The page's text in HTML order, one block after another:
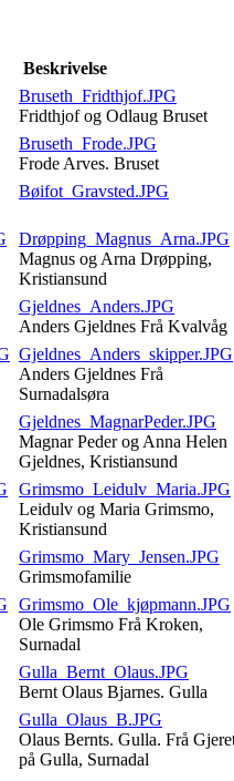
Beskrivelse
Bruseth_Fridthjof.JPG
Fridthjof og Odlaug Bruset
Bruseth_Frode.JPG
Frode Arves. Bruset
Bøifot_Gravsted.JPG
Drøpping_Magnus_Arna.JPG
Magnus og Arna Drøpping,
Kristiansund
Gjeldnes_Anders.JPG
Anders Gjeldnes Frå Kvalvåg
Gjeldnes_Anders_skipper.JPG
Anders Gjeldnes Frå
Surnadalsøra
Gjeldnes_MagnarPeder.JPG
Magnar Peder og Anna Helen
Gjeldnes, Kristiansund
Grimsmo_Leidulv_Maria.JPG
Leidulv og Maria Grimsmo,
Kristiansund
Grimsmo_Mary_Jensen.JPG
Grimsmofamilie
Grimsmo_Ole_kjøpmann.JPG
Ole Grimsmo Frå Kroken,
Surnadal
Gulla_Bernt_Olaus.JPG
Bernt Olaus Bjarnes. Gulla
Gulla_Olaus_B.JPG
Olaus Bernts. Gulla. Frå
på Gulla, Surnadal